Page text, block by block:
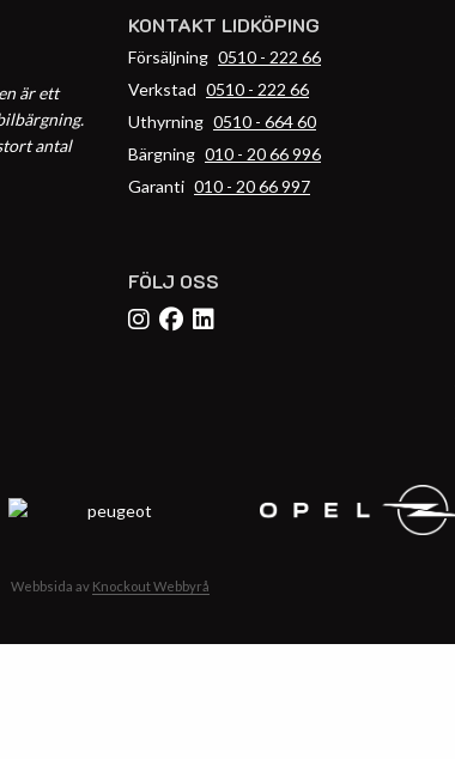
är ett
antal
KONTAKT LIDKÖPING
Försäljning 0510 - 222 66
Verkstad 0510 - 222 66
Uthyrning 0510 - 664 60
Bärgning 010 - 20 66 996
Garanti 010 - 20 66 997
FÖLJ OSS
Webbsida av Knockout Webbyrå